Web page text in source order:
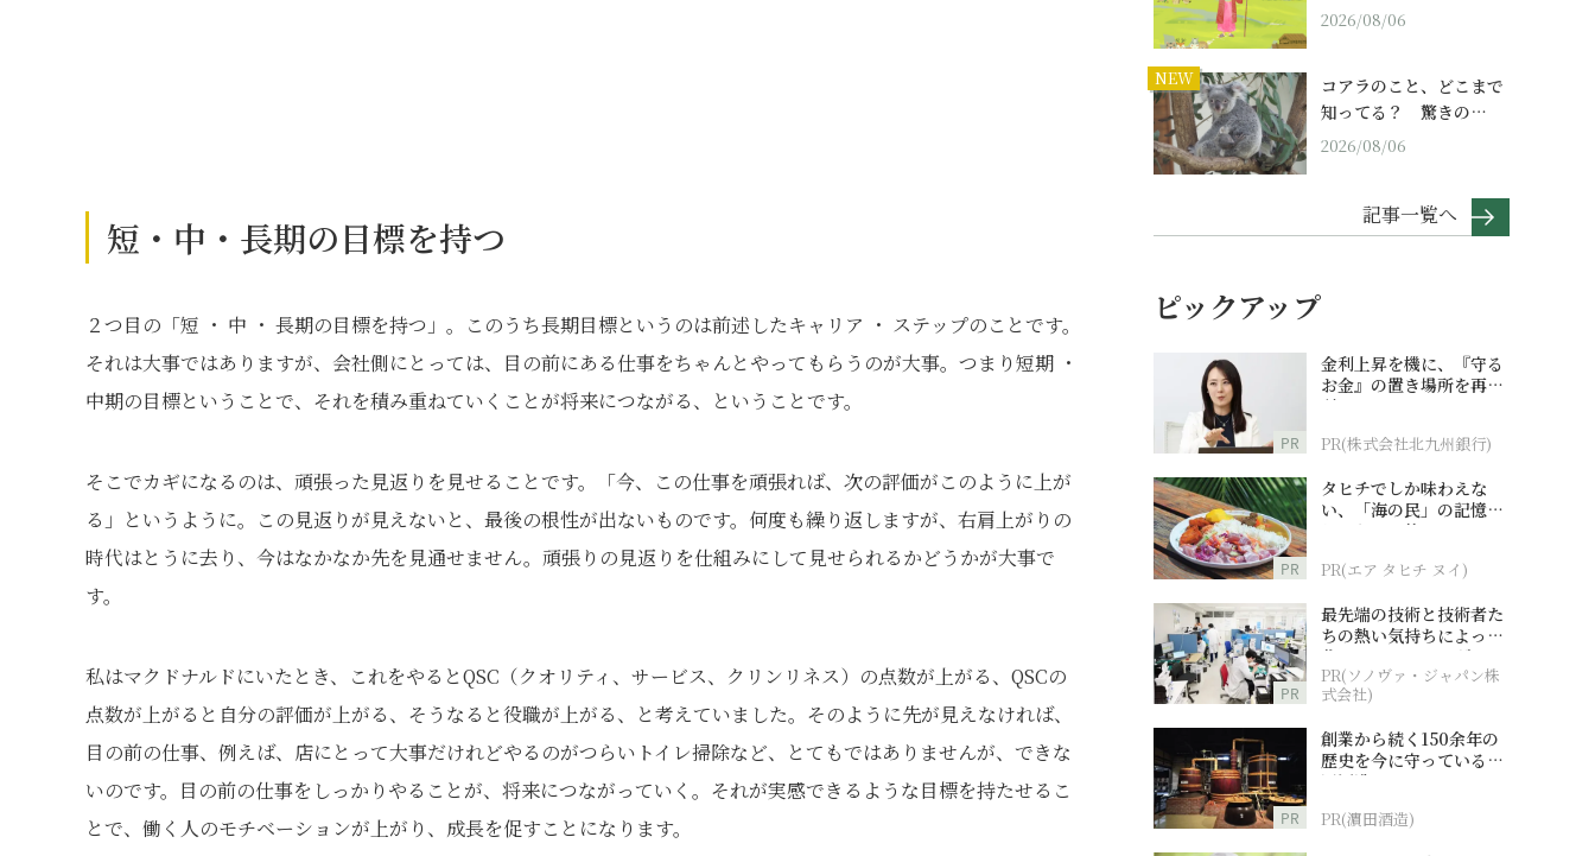
短・中・長期の目標を持つ
２つ目の「短 ・ 中 ・ 長期の目標を持つ」。このうち長期目標というのは前述したキャリア ・ ステップのことです。
それは大事ではありますが、会社側にとっては、目の前にある仕事をちゃんとやってもらうのが大事。つまり短期 ・
中期の目標ということで、それを積み重ねていくことが将来につながる、ということです。
そこでカギになるのは、頑張った見返りを見せることです。「今、この仕事を頑張れば、次の評価がこのように上が
る」というように。この見返りが見えないと、最後の根性が出ないものです。何度も繰り返しますが、右肩上がりの
時代はとうに去り、今はなかなか先を見通せません。頑張りの見返りを仕組みにして見せられるかどうかが大事で
す。
私はマクドナルドにいたとき、これをやるとQSC（クオリティ、サービス、クリンリネス）の点数が上がる、QSCの
点数が上がると自分の評価が上がる、そうなると役職が上がる、と考えていました。そのように先が見えなければ、
目の前の仕事、例えば、店にとって大事だけれどやるのがつらいトイレ掃除など、とてもではありませんが、できな
いのです。目の前の仕事をしっかりやることが、将来につながっていく。それが実感できるような目標を持たせるこ
とで、働く人のモチベーションが上がり、成長を促すことになります。
2026/08/06
NEW
コアラのこと、どこまで
知ってる？ 驚きの…
2026/08/06
記事一覧へ
ピックアップ
PR
金利上昇を機に、『守る
お金』の置き場所を再検
討
PR(株式会社北九州銀行)
PR
タヒチでしか味わえな
い、「海の民」の記憶へ
とつながる旅
PR(エア タヒチ ヌイ)
PR
最先端の技術と技術者た
ちの熱い気持ちによって
作られているオーダーメ
イド補聴器
PR(ソノヴァ・ジャパン株
式会社)
PR
創業から続く150余年の
歴史を今に守っている濵
田酒造
PR(濵田酒造)